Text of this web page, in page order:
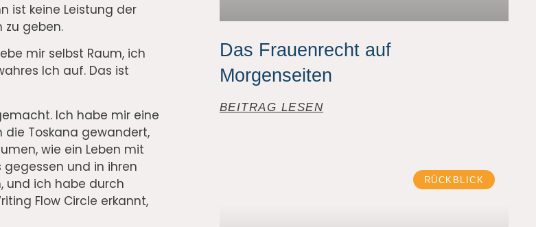
ist keine Leistung der
zu geben.
mir selbst Raum, ich
Ich auf. Das ist
Ich habe mir eine
die Toskana gewandert,
wie ein Leben mit
gegessen und in ihren
und ich habe durch
Flow Circle erkannt,
Das Frauenrecht auf
Morgenseiten
BEITRAG LESEN
RÜCKBLICK